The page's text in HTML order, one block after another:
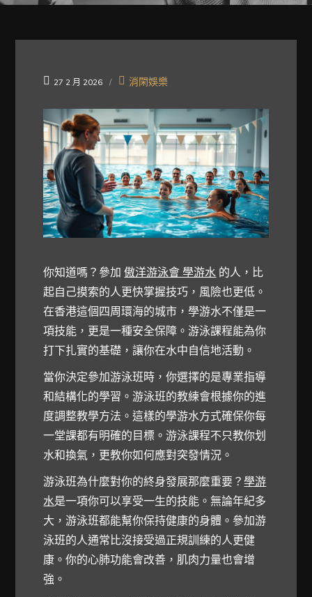
27 2 月 2026 消閑娛樂
你知道嗎？參加傲洋游泳會 學游水 的人，比
起自己摸索的人更快掌握技巧，風險也更低。
在香港這個四周環海的城市，學游水不僅是一
項技能，更是一種安全保障。游泳課程能為你
打下扎實的基礎，讓你在水中自信地活動。
當你決定參加游泳班時，你選擇的是專業指導
和結構化的學習。游泳班的教練會根據你的進
度調整教學方法。這樣的學游水方式確保你每
一堂課都有明確的目標。游泳課程不只教你划
水和換氣，更教你如何應對突發情況。
游泳班為什麼對你的終身發展那麼重要？學游
水是一項你可以享受一生的技能。無論年紀多
大，游泳班都能幫你保持健康的身體。參加游
泳班的人通常比沒接受過正規訓練的人更健
康。你的心肺功能會改善，肌肉力量也會增
強。